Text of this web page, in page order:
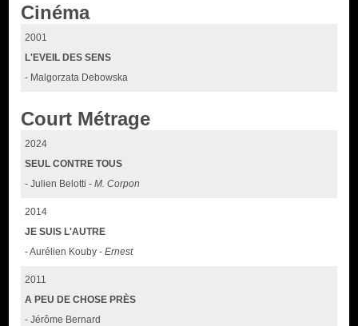
Cinéma
2001
L'EVEIL DES SENS
- Malgorzata Debowska
Court Métrage
2024
SEUL CONTRE TOUS
- Julien Belotti -M. Corpon
2014
JE SUIS L'AUTRE
- Aurélien Kouby -Ernest
2011
A PEU DE CHOSE PRÈS
- Jérôme Bernard